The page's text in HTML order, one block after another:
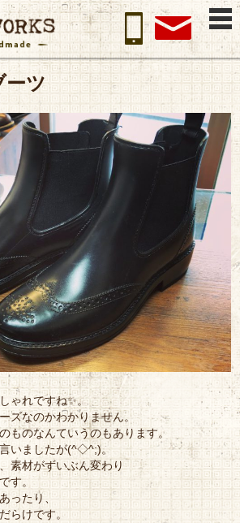
ーツ
ゃれですね✨。
ズなのかわかりません。
ものなんていうのもあります。
いましたが(^◇^;)。
素材がずいぶん変わり
す。
ったり、
らけです。